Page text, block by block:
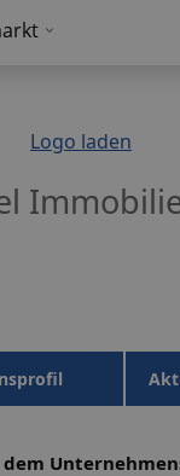
Logo laden